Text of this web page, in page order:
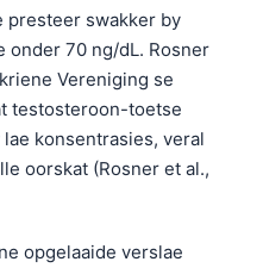
presteer swakker by
70 ng/dL. Rosner
Vereniging se
testosteroon-toetse
konsentrasies, veral
oorskat (Rosner et al.,
opgelaaide verslae